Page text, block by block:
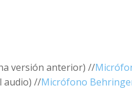
versión anterior) //
audio) //Micrófono